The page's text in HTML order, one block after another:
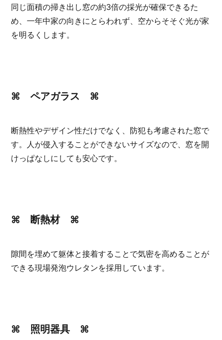
同じ面積の掃き出し窓の約3倍の採光が確保できるた
め、一年中家の向きにとらわれず、空からそそぐ光が家
を明るくします。
⌘ ペアガラス ⌘
断熱性やデザイン性だけでなく、防犯も考慮された窓で
す。人が侵入することができないサイズなので、窓を開
けっぱなしにしても安心です。
⌘ 断熱材 ⌘
隙間を埋めて躯体と接着することで気密を高めることが
できる現場発泡ウレタンを採用しています。
⌘ 照明器具 ⌘